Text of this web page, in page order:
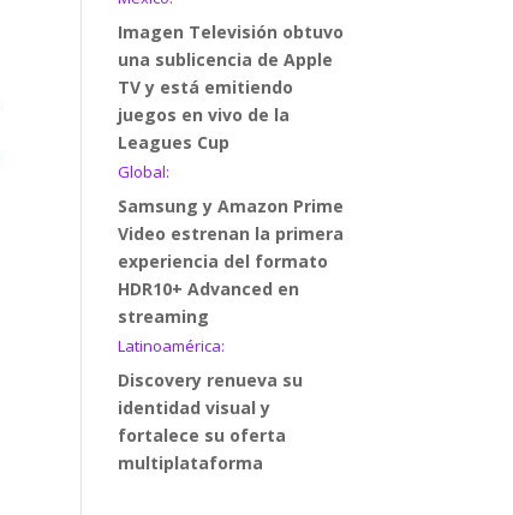
Imagen Televisión obtuvo
una sublicencia de Apple
TV y está emitiendo
juegos en vivo de la
Leagues Cup
Global:
Samsung y Amazon Prime
Video estrenan la primera
experiencia del formato
HDR10+ Advanced en
streaming
Latinoamérica:
Discovery renueva su
identidad visual y
fortalece su oferta
multiplataforma